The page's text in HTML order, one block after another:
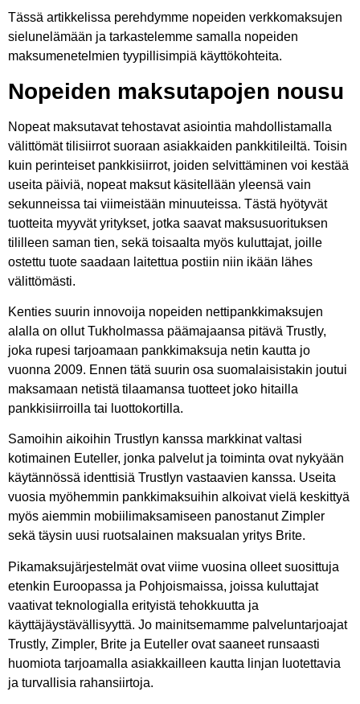
Tässä artikkelissa perehdymme nopeiden verkkomaksujen
sielunelämään ja tarkastelemme samalla nopeiden
maksumenetelmien tyypillisimpiä käyttökohteita.
Nopeiden maksutapojen nousu
Nopeat maksutavat tehostavat asiointia mahdollistamalla
välittömät tilisiirrot suoraan asiakkaiden pankkitileiltä. Toisin
kuin perinteiset pankkisiirrot, joiden selvittäminen voi kestää
useita päiviä, nopeat maksut käsitellään yleensä vain
sekunneissa tai viimeistään minuuteissa. Tästä hyötyvät
tuotteita myyvät yritykset, jotka saavat maksusuorituksen
tililleen saman tien, sekä toisaalta myös kuluttajat, joille
ostettu tuote saadaan laitettua postiin niin ikään lähes
välittömästi.
Kenties suurin innovoija nopeiden nettipankkimaksujen
alalla on ollut Tukholmassa päämajaansa pitävä Trustly,
joka rupesi tarjoamaan pankkimaksuja netin kautta jo
vuonna 2009. Ennen tätä suurin osa suomalaisistakin joutui
maksamaan netistä tilaamansa tuotteet joko hitailla
pankkisiirroilla tai luottokortilla.
Samoihin aikoihin Trustlyn kanssa markkinat valtasi
kotimainen Euteller, jonka palvelut ja toiminta ovat nykyään
käytännössä identtisiä Trustlyn vastaavien kanssa. Useita
vuosia myöhemmin pankkimaksuihin alkoivat vielä keskittyä
myös aiemmin mobiilimaksamiseen panostanut Zimpler
sekä täysin uusi ruotsalainen maksualan yritys Brite.
Pikamaksujärjestelmät ovat viime vuosina olleet suosittuja
etenkin Euroopassa ja Pohjoismaissa, joissa kuluttajat
vaativat teknologialla erityistä tehokkuutta ja
käyttäjäystävällisyyttä. Jo mainitsemamme palveluntarjoajat
Trustly, Zimpler, Brite ja Euteller ovat saaneet runsaasti
huomiota tarjoamalla asiakkailleen kautta linjan luotettavia
ja turvallisia rahansiirtoja.